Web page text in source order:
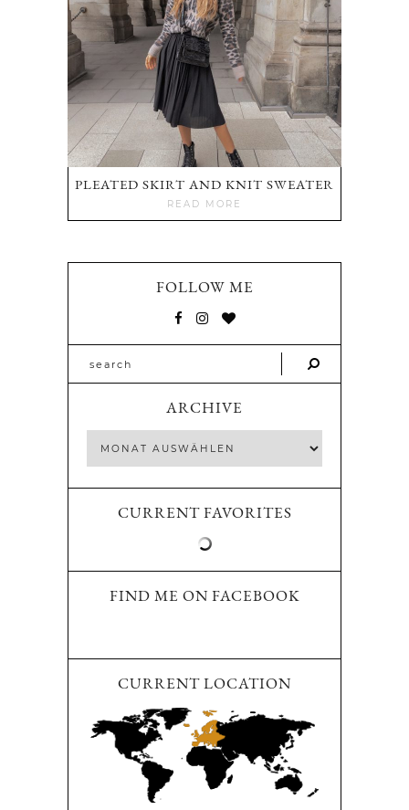
PLEATED SKIRT AND KNIT SWEATER
READ MORE
FOLLOW ME
ARCHIVE
CURRENT FAVORITES
FIND ME ON FACEBOOK
CURRENT LOCATION